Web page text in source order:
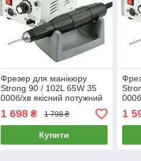
Фрезер для манікюру
Strong 90 / 102L 65W 35
000б/хв якісний потужний
професійний манікюрний
фрейзер Стронг 90
1 698₴ 1 798 ₴
Купити
1